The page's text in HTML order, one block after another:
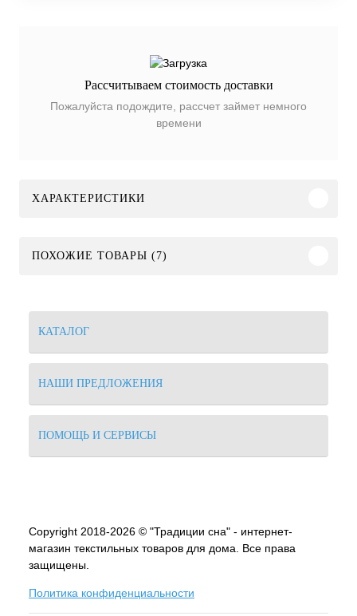
Рассчитываем стоимость доставки
Пожалуйста подождите, рассчет займет немного
времени
ХАРАКТЕРИСТИКИ
ПОХОЖИЕ ТОВАРЫ (7)
КАТАЛОГ
НАШИ ПРЕДЛОЖЕНИЯ
ПОМОЩЬ И СЕРВИСЫ
Copyright 2018-2026 © "Традиции сна" - интернет-
магазин текстильных товаров для дома. Все права
защищены.
Политика конфиденциальности